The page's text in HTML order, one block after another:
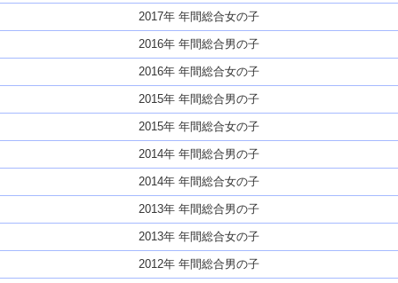
2017年 年間総合女の子
2016年 年間総合男の子
2016年 年間総合女の子
2015年 年間総合男の子
2015年 年間総合女の子
2014年 年間総合男の子
2014年 年間総合女の子
2013年 年間総合男の子
2013年 年間総合女の子
2012年 年間総合男の子